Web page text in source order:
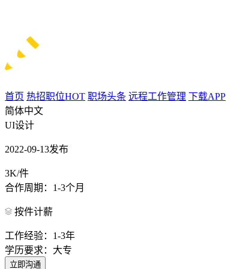
首页 热招职位HOT 职场头条 远程工作管理 下载APP
简体中文
UI设计
2022-09-13发布
3K/件
合作周期：1-3个月
按件计薪
工作经验：1-3年
学历要求：大专
立即沟通